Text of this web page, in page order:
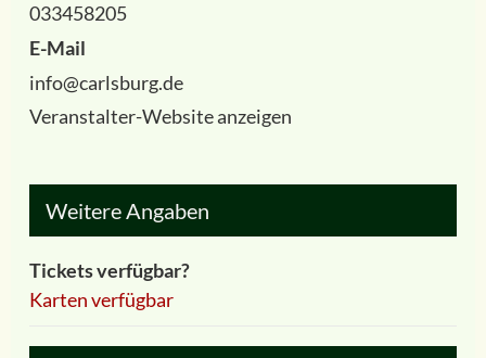
033458205
E-Mail
info@carlsburg.de
Veranstalter-Website anzeigen
Weitere Angaben
Tickets verfügbar?
Karten verfügbar